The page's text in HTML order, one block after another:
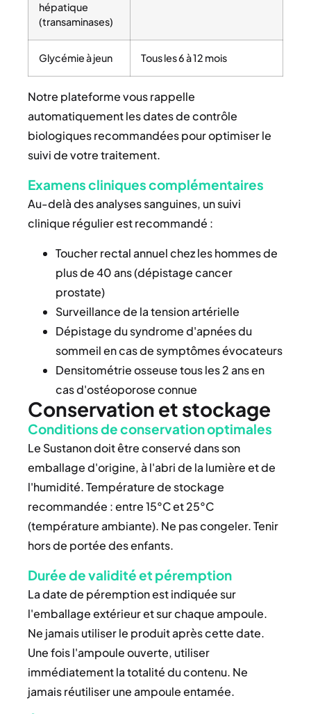
hépatique
(transaminases)
Glycémie à jeun Tous les 6 à 12 mois
Notre plateforme vous rappelle
automatiquement les dates de contrôle
biologiques recommandées pour optimiser le
suivi de votre traitement.
Examens cliniques complémentaires
Au-delà des analyses sanguines, un suivi
clinique régulier est recommandé :
Toucher rectal annuel chez les hommes de
plus de 40 ans (dépistage cancer
prostate)
Surveillance de la tension artérielle
Dépistage du syndrome d'apnées du
sommeil en cas de symptômes évocateurs
Densitométrie osseuse tous les 2 ans en
cas d'ostéoporose connue
Conservation et stockage
Conditions de conservation optimales
Le Sustanon doit être conservé dans son
emballage d'origine, à l'abri de la lumière et de
l'humidité. Température de stockage
recommandée : entre 15°C et 25°C
(température ambiante). Ne pas congeler. Tenir
hors de portée des enfants.
Durée de validité et péremption
La date de péremption est indiquée sur
l'emballage extérieur et sur chaque ampoule.
Ne jamais utiliser le produit après cette date.
Une fois l'ampoule ouverte, utiliser
immédiatement la totalité du contenu. Ne
jamais réutiliser une ampoule entamée.